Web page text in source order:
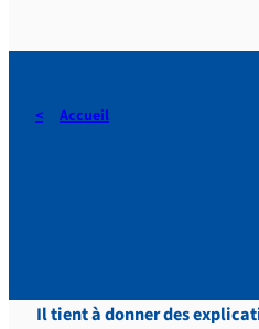
Accueil
Il tient à donner des